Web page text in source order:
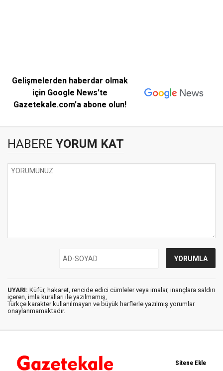
Gelişmelerden haberdar olmak
için Google News'te
Gazetekale.com'a abone olun!
HABERE YORUM KAT
UYARI: Küfür, hakaret, rencide edici cümleler veya imalar, inançlara saldırı
içeren, imla kuralları ile yazılmamış,
Türkçe karakter kullanılmayan ve büyük harflerle yazılmış yorumlar
onaylanmamaktadır.